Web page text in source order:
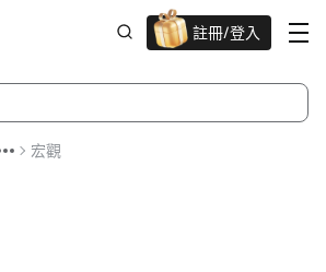
註冊/登入
迎新驚喜賞 股票/BTC等任你揀!
宏觀